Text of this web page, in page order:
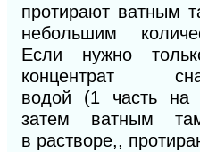
протирают ватным
небольшим
Если нужно
концентрат
водой (1 часть на
затем ватным
в растворе,,